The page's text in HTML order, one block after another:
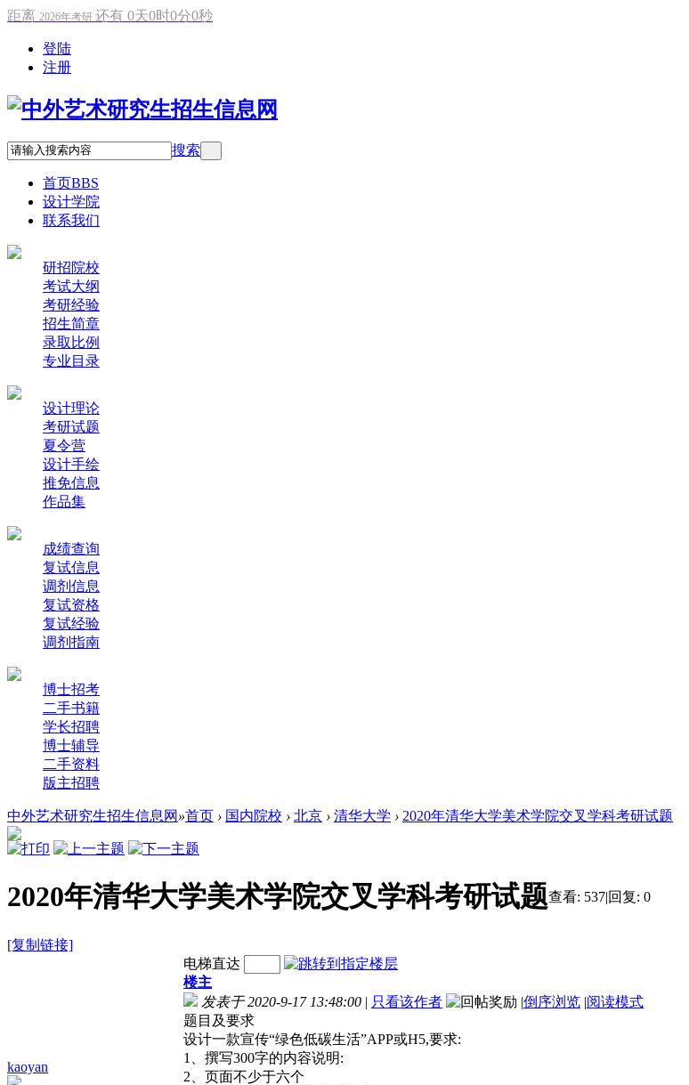
距离 2026年考研 还有 0天0时0分0秒
登陆
注册
搜索
首页BBS
设计学院
联系我们
研招院校
考试大纲
考研经验
招生简章
录取比例
专业目录
设计理论
考研试题
夏令营
设计手绘
推免信息
作品集
成绩查询
复试信息
调剂信息
复试资格
复试经验
调剂指南
博士招考
二手书籍
学长招聘
博士辅导
二手资料
版主招聘
中外艺术研究生招生信息网 »首页 › 国内院校 › 北京 › 清华大学 › 2020年清华大学美术学院交叉学科考研试题
2020年清华大学美术学院交叉学科考研试题
[复制链接]
查看: 537|回复: 0
kaoyan
电梯直达
楼主
发表于 2020-9-17 13:48:00 | 只看该作者 |倒序浏览 |阅读模式
题目及要求
设计一款宣传“绿色低碳生活”APP或H5,要求:
1、撰写300字的内容说明:
2、页面不少于六个